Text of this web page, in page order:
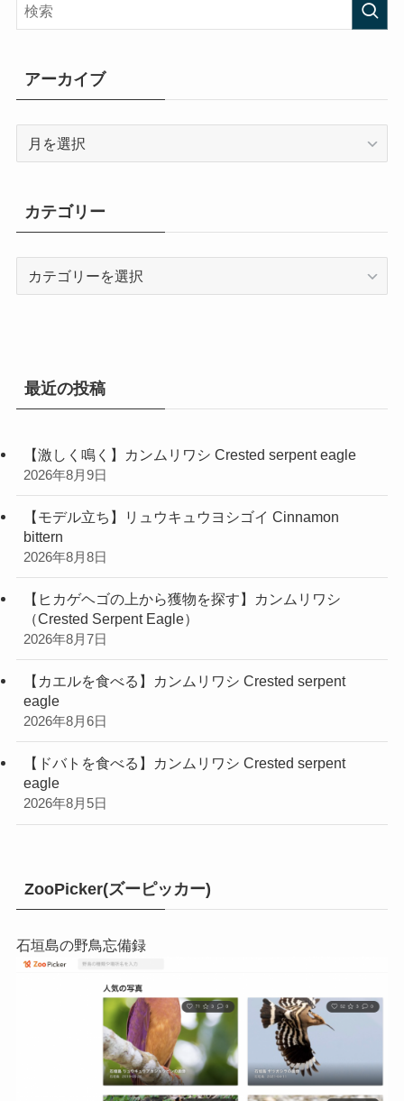
アーカイブ
ブ
カテゴリー
最近の投稿
【激しく鳴く】カンムリワシ Crested serpent eagle
2026年8月9日
【モデル立ち】リュウキュウヨシゴイ Cinnamon
bittern
2026年8月8日
【ヒカゲヘゴの上から獲物を探す】カンムリワシ
（Crested Serpent Eagle）
2026年8月7日
【カエルを食べる】カンムリワシ Crested serpent
eagle
2026年8月6日
【ドバトを食べる】カンムリワシ Crested serpent
eagle
2026年8月5日
ZooPicker(ズーピッカー)
石垣島の野鳥忘備録